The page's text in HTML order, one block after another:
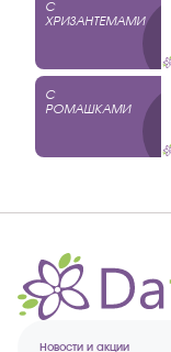
С
ХРИЗАНТЕМАМИ
С
РОМАШКАМИ
Новости и акции